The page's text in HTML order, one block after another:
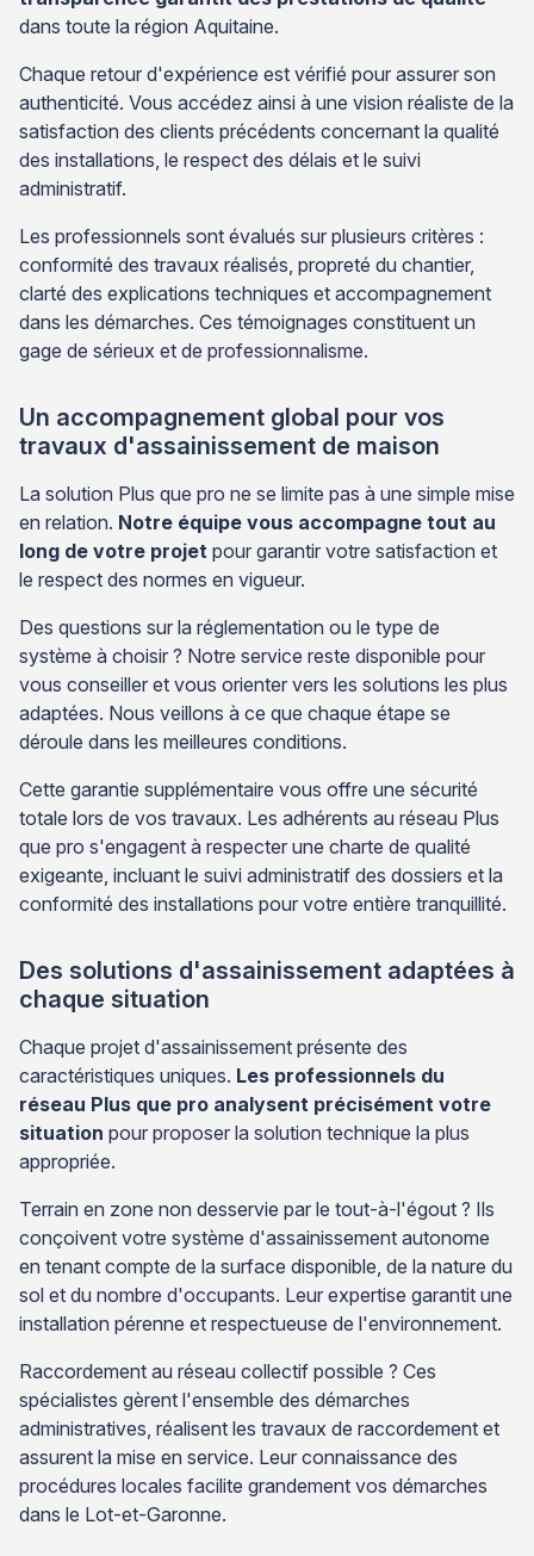
dans toute la région Aquitaine.
Chaque retour d'expérience est vérifié pour assurer son
authenticité. Vous accédez ainsi à une vision réaliste de la
satisfaction des clients précédents concernant la qualité
des installations, le respect des délais et le suivi
administratif.
Les professionnels sont évalués sur plusieurs critères :
conformité des travaux réalisés, propreté du chantier,
clarté des explications techniques et accompagnement
dans les démarches. Ces témoignages constituent un
gage de sérieux et de professionnalisme.
Un accompagnement global pour vos
travaux d'assainissement de maison
La solution Plus que pro ne se limite pas à une simple mise
en relation. Notre équipe vous accompagne tout au
long de votre projet pour garantir votre satisfaction et
le respect des normes en vigueur.
Des questions sur la réglementation ou le type de
système à choisir ? Notre service reste disponible pour
vous conseiller et vous orienter vers les solutions les plus
adaptées. Nous veillons à ce que chaque étape se
déroule dans les meilleures conditions.
Cette garantie supplémentaire vous offre une sécurité
totale lors de vos travaux. Les adhérents au réseau Plus
que pro s'engagent à respecter une charte de qualité
exigeante, incluant le suivi administratif des dossiers et la
conformité des installations pour votre entière tranquillité.
Des solutions d'assainissement adaptées à
chaque situation
Chaque projet d'assainissement présente des
caractéristiques uniques. Les professionnels du
réseau Plus que pro analysent précisément votre
situation pour proposer la solution technique la plus
appropriée.
Terrain en zone non desservie par le tout-à-l'égout ? Ils
conçoivent votre système d'assainissement autonome
en tenant compte de la surface disponible, de la nature du
sol et du nombre d'occupants. Leur expertise garantit une
installation pérenne et respectueuse de l'environnement.
Raccordement au réseau collectif possible ? Ces
spécialistes gèrent l'ensemble des démarches
administratives, réalisent les travaux de raccordement et
assurent la mise en service. Leur connaissance des
procédures locales facilite grandement vos démarches
dans le Lot-et-Garonne.